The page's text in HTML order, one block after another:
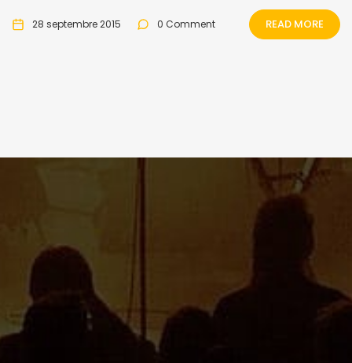
28 septembre 2015 0 Comment READ MORE